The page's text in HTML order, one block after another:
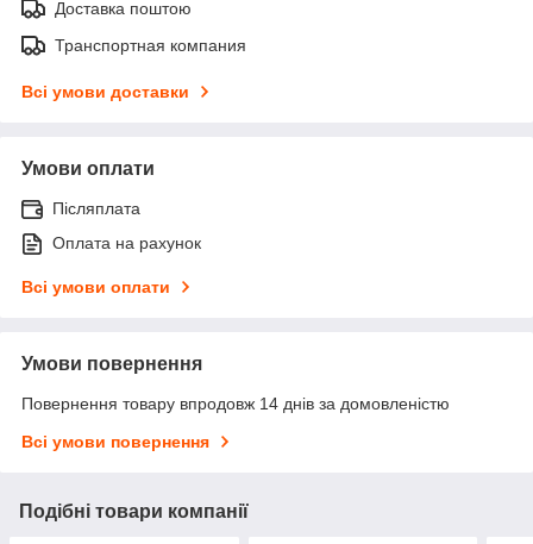
Доставка поштою
Транспортная компания
Всі умови доставки
Умови оплати
Післяплата
Оплата на рахунок
Всі умови оплати
Умови повернення
Повернення товару впродовж 14 днів за домовленістю
Всі умови повернення
Подібні товари компанії